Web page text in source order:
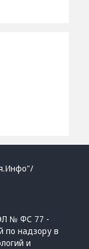
№ ФС 77 -
по надзору в
и